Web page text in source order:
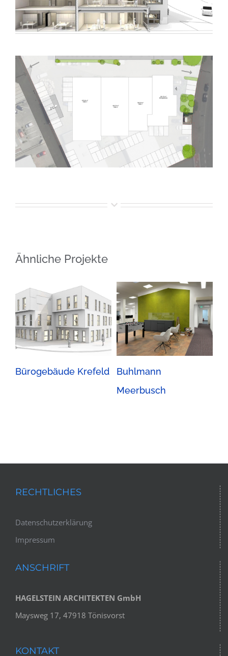
Ähnliche Projekte
Bürogebäude Krefeld
Buhlmann
Meerbusch
RECHTLICHES
Datenschutzerklärung
Impressum
ANSCHRIFT
HAGELSTEIN ARCHITEKTEN GmbH
Maysweg 17, 47918 Tönisvorst
KONTAKT